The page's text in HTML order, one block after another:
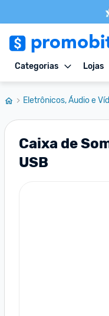
Categorias Lojas
Eletrônicos, Áudio e
Caixa de
USB